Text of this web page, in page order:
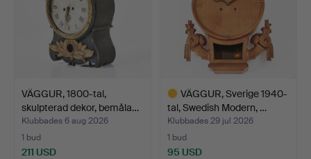
VÄGGUR, 1800-tal,
skulpterad dekor, bemåla…
Klubbades 6 aug 2026
1 bud
211 USD
VÄGGUR, Sverige 1940-
tal, Swedish Modern, …
Klubbades 29 jul 2026
1 bud
95 USD